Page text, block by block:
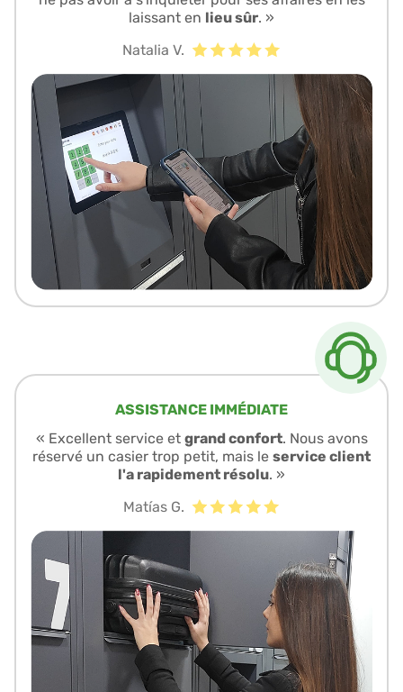
laissant en lieu sûr. »
Natalia V.
ASSISTANCE IMMÉDIATE
« Excellent service et grand confort. Nous avons
réservé un casier trop petit, mais le service client
l'a rapidement résolu. »
Matías G.